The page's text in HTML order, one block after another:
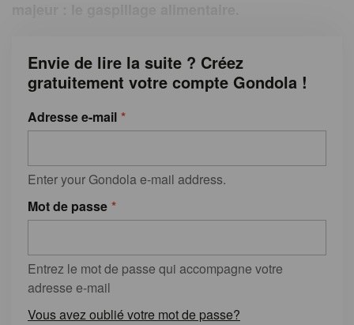
Envie de lire la suite ? Créez
gratuitement votre compte Gondola !
Adresse e-mail
Enter your Gondola e-mail address.
Mot de passe
Entrez le mot de passe qui accompagne votre
adresse e-mail
Vous avez oublié votre mot de passe?